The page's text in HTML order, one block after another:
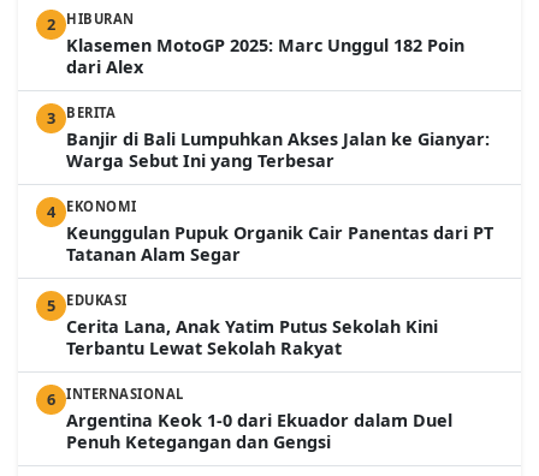
2 HIBURAN
Klasemen MotoGP 2025: Marc Unggul 182 Poin
dari Alex
3 BERITA
Banjir di Bali Lumpuhkan Akses Jalan ke Gianyar:
Warga Sebut Ini yang Terbesar
4 EKONOMI
Keunggulan Pupuk Organik Cair Panentas dari PT
Tatanan Alam Segar
5 EDUKASI
Cerita Lana, Anak Yatim Putus Sekolah Kini
Terbantu Lewat Sekolah Rakyat
6 INTERNASIONAL
Argentina Keok 1-0 dari Ekuador dalam Duel
Penuh Ketegangan dan Gengsi